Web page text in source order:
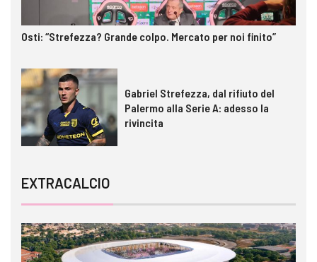
Osti: “Strefezza? Grande colpo. Mercato per noi finito”
Gabriel Strefezza, dal rifiuto del
Palermo alla Serie A: adesso la
rivincita
EXTRACALCIO